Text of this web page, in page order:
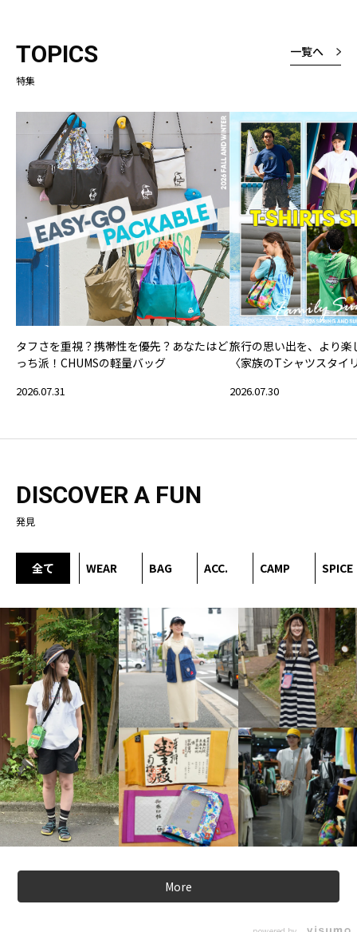
TOPICS
特集
一覧へ
タフさを重視？携帯性を優先？あなたはど
っち派！CHUMSの軽量バッグ
2026.07.31
旅行の思い出を、より楽
〈家族のTシャツスタイ
2026.07.30
DISCOVER A FUN
発見
全て WEAR BAG ACC. CAMP SPICE
More